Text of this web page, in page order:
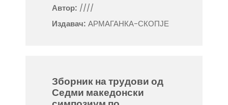
Автор: ////
Издавач: АРМАГАНКА-СКОПЈЕ
Зборник на трудови од
Седми македонски